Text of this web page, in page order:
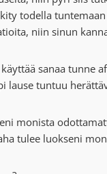
todella
niin sinun
sanaa tunne
lause tuntuu
monista
tulee luokseni